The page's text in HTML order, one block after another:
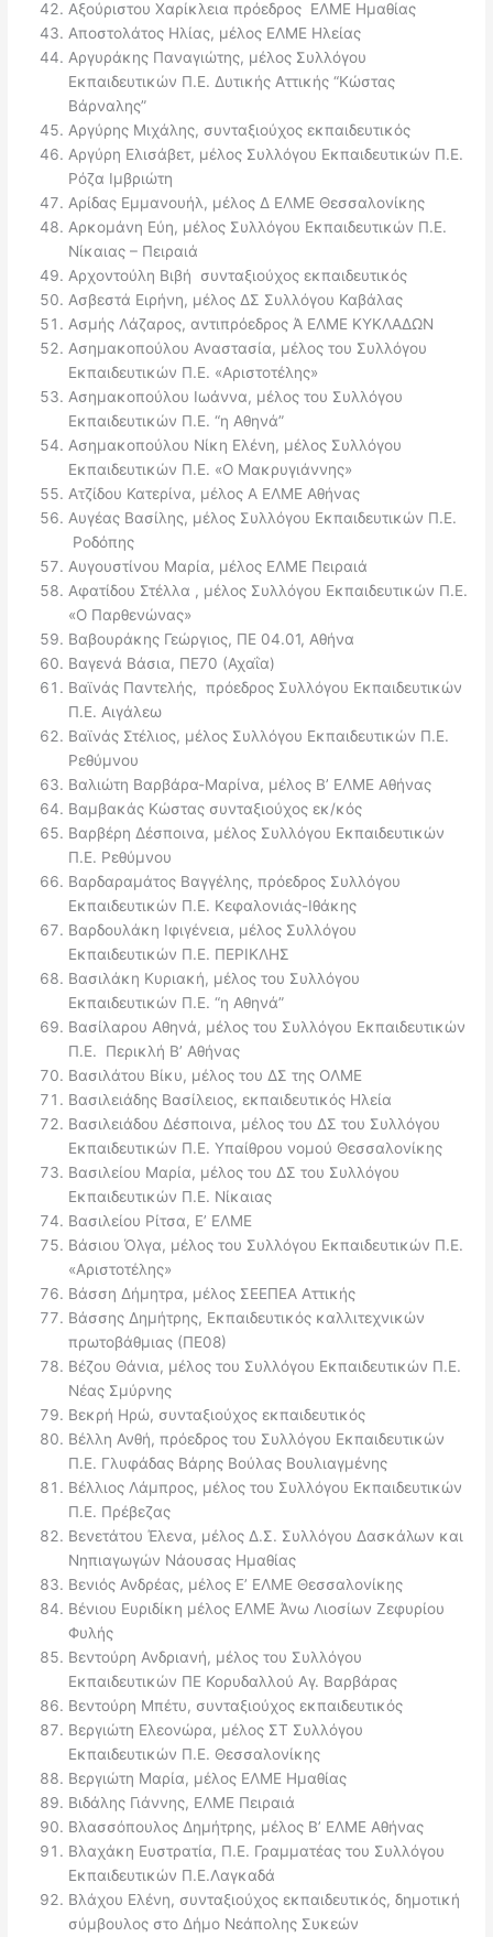
Αξούριστου Χαρίκλεια πρόεδρος ΕΛΜΕ Ημαθίας
Αποστολάτος Ηλίας, μέλος ΕΛΜΕ Ηλείας
Αργυράκης Παναγιώτης, μέλος Συλλόγου
Εκπαιδευτικών Π.Ε. Δυτικής Αττικής “Κώστας
Βάρναλης”
Αργύρης Μιχάλης, συνταξιούχος εκπαιδευτικός
Αργύρη Ελισάβετ, μέλος Συλλόγου Εκπαιδευτικών Π.Ε.
Ρόζα Ιμβριώτη
Αρίδας Εμμανουήλ, μέλος Δ ΕΛΜΕ Θεσσαλονίκης
Αρκομάνη Εύη, μέλος Συλλόγου Εκπαιδευτικών Π.Ε.
Νίκαιας – Πειραιά
Αρχοντούλη Βιβή συνταξιούχος εκπαιδευτικός
Ασβεστά Ειρήνη, μέλος ΔΣ Συλλόγου Καβάλας
Ασμής Λάζαρος, αντιπρόεδρος Ά ΕΛΜΕ ΚΥΚΛΑΔΩΝ
Ασημακοπούλου Αναστασία, μέλος του Συλλόγου
Εκπαιδευτικών Π.Ε. «Αριστοτέλης»
Ασημακοπούλου Ιωάννα, μέλος του Συλλόγου
Εκπαιδευτικών Π.Ε. “η Αθηνά”
Ασημακοπούλου Νίκη Ελένη, μέλος Συλλόγου
Εκπαιδευτικών Π.Ε. «Ο Μακρυγιάννης»
Ατζίδου Κατερίνα, μέλος Α ΕΛΜΕ Αθήνας
Αυγέας Βασίλης, μέλος Συλλόγου Εκπαιδευτικών Π.Ε.
Ροδόπης
Αυγουστίνου Μαρία, μέλος ΕΛΜΕ Πειραιά
Αφατίδου Στέλλα , μέλος Συλλόγου Εκπαιδευτικών Π.Ε.
«Ο Παρθενώνας»
Βαβουράκης Γεώργιος, ΠΕ 04.01, Αθήνα
Βαγενά Βάσια, ΠΕ70 (Αχαΐα)
Βαϊνάς Παντελής, πρόεδρος Συλλόγου Εκπαιδευτικών
Π.Ε. Αιγάλεω
Βαϊνάς Στέλιος, μέλος Συλλόγου Εκπαιδευτικών Π.Ε.
Ρεθύμνου
Βαλιώτη Βαρβάρα-Μαρίνα, μέλος Β’ ΕΛΜΕ Αθήνας
Βαμβακάς Κώστας συνταξιούχος εκ/κός
Βαρβέρη Δέσποινα, μέλος Συλλόγου Εκπαιδευτικών
Π.Ε. Ρεθύμνου
Βαρδαραμάτος Βαγγέλης, πρόεδρος Συλλόγου
Εκπαιδευτικών Π.Ε. Κεφαλονιάς-Ιθάκης
Βαρδουλάκη Ιφιγένεια, μέλος Συλλόγου
Εκπαιδευτικών Π.Ε. ΠΕΡΙΚΛΗΣ
Βασιλάκη Κυριακή, μέλος του Συλλόγου
Εκπαιδευτικών Π.Ε. “η Αθηνά”
Βασίλαρου Αθηνά, μέλος του Συλλόγου Εκπαιδευτικών
Π.Ε. Περικλή Β’ Αθήνας
Βασιλάτου Βίκυ, μέλος του ΔΣ της ΟΛΜΕ
Βασιλειάδης Βασίλειος, εκπαιδευτικός Ηλεία
Βασιλειάδου Δέσποινα, μέλος του ΔΣ του Συλλόγου
Εκπαιδευτικών Π.Ε. Υπαίθρου νομού Θεσσαλονίκης
Βασιλείου Μαρία, μέλος του ΔΣ του Συλλόγου
Εκπαιδευτικών Π.Ε. Νίκαιας
Βασιλείου Ρίτσα, Ε’ ΕΛΜΕ
Βάσιου Όλγα, μέλος του Συλλόγου Εκπαιδευτικών Π.Ε.
«Αριστοτέλης»
Βάσση Δήμητρα, μέλος ΣΕΕΠΕΑ Αττικής
Βάσσης Δημήτρης, Εκπαιδευτικός καλλιτεχνικών
πρωτοβάθμιας (ΠΕ08)
Βέζου Θάνια, μέλος του Συλλόγου Εκπαιδευτικών Π.Ε.
Νέας Σμύρνης
Βεκρή Ηρώ, συνταξιούχος εκπαιδευτικός
Βέλλη Ανθή, πρόεδρος του Συλλόγου Εκπαιδευτικών
Π.Ε. Γλυφάδας Βάρης Βούλας Βουλιαγμένης
Βέλλιος Λάμπρος, μέλος του Συλλόγου Εκπαιδευτικών
Π.Ε. Πρέβεζας
Βενετάτου Έλενα, μέλος Δ.Σ. Συλλόγου Δασκάλων και
Νηπιαγωγών Νάουσας Ημαθίας
Βενιός Ανδρέας, μέλος Ε’ ΕΛΜΕ Θεσσαλονίκης
Βένιου Ευριδίκη μέλος ΕΛΜΕ Άνω Λιοσίων Ζεφυρίου
Φυλής
Βεντούρη Ανδριανή, μέλος του Συλλόγου
Εκπαιδευτικών ΠΕ Κορυδαλλού Αγ. Βαρβάρας
Βεντούρη Μπέτυ, συνταξιούχος εκπαιδευτικός
Βεργιώτη Ελεονώρα, μέλος ΣΤ Συλλόγου
Εκπαιδευτικών Π.Ε. Θεσσαλονίκης
Βεργιώτη Μαρία, μέλος ΕΛΜΕ Ημαθίας
Βιδάλης Γιάννης, ΕΛΜΕ Πειραιά
Βλασσόπουλος Δημήτρης, μέλος Β’ ΕΛΜΕ Αθήνας
Βλαχάκη Ευστρατία, Π.Ε. Γραμματέας του Συλλόγου
Εκπαιδευτικών Π.Ε.Λαγκαδά
Βλάχου Ελένη, συνταξιούχος εκπαιδευτικός, δημοτική
σύμβουλος στο Δήμο Νεάπολης Συκεών